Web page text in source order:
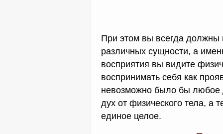
При этом вы всегда должны
различных сущности, а
восприятия вы видите
воспринимать себя как
невозможно было бы любое
дух от физического тела, а
единое целое.